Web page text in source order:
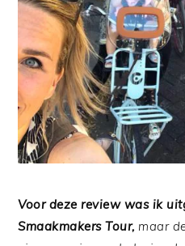
Voor deze review was ik
Smaakmakers Tour, maar